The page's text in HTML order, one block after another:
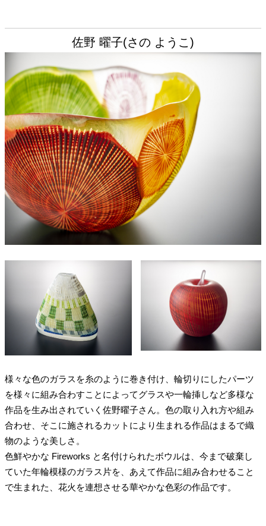
佐野 曜子(さの ようこ)
様々な色のガラスを糸のように巻き付け、輪切りにしたパーツ
を様々に組み合わすことによってグラスや一輪挿しなど多様な
作品を生み出されていく佐野曜子さん。色の取り入れ方や組み
合わせ、そこに施されるカットにより生まれる作品はまるで織
物のような美しさ。
色鮮やかな Fireworks と名付けられたボウルは、今まで破棄し
ていた年輪模様のガラス片を、あえて作品に組み合わせること
で生まれた、花火を連想させる華やかな色彩の作品です。